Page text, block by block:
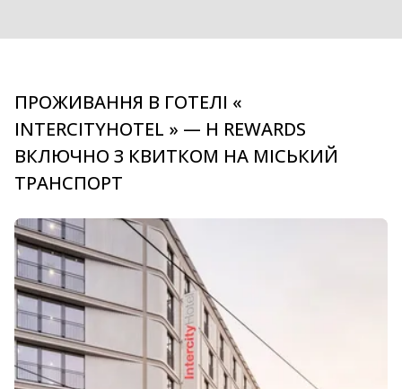
ПРОЖИВАННЯ В ГОТЕЛІ «
INTERCITYHOTEL » — H REWARDS
ВКЛЮЧНО З КВИТКОМ НА МІСЬКИЙ
ТРАНСПОРТ
Слайд 1 з 3